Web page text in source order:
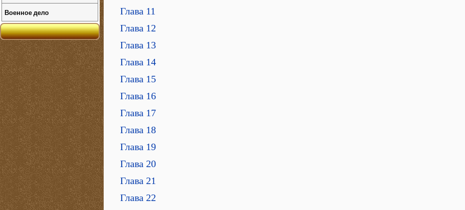
Глава 11
Глава 12
Глава 13
Глава 14
Глава 15
Глава 16
Глава 17
Глава 18
Глава 19
Глава 20
Глава 21
Глава 22
Военное дело